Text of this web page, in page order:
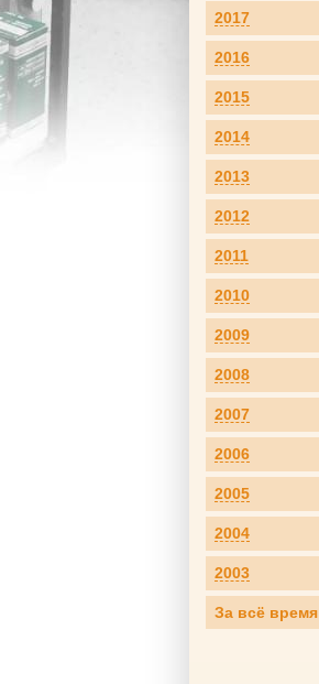
2017
2016
2015
2014
2013
2012
2011
2010
2009
2008
2007
2006
2005
2004
2003
За всё время